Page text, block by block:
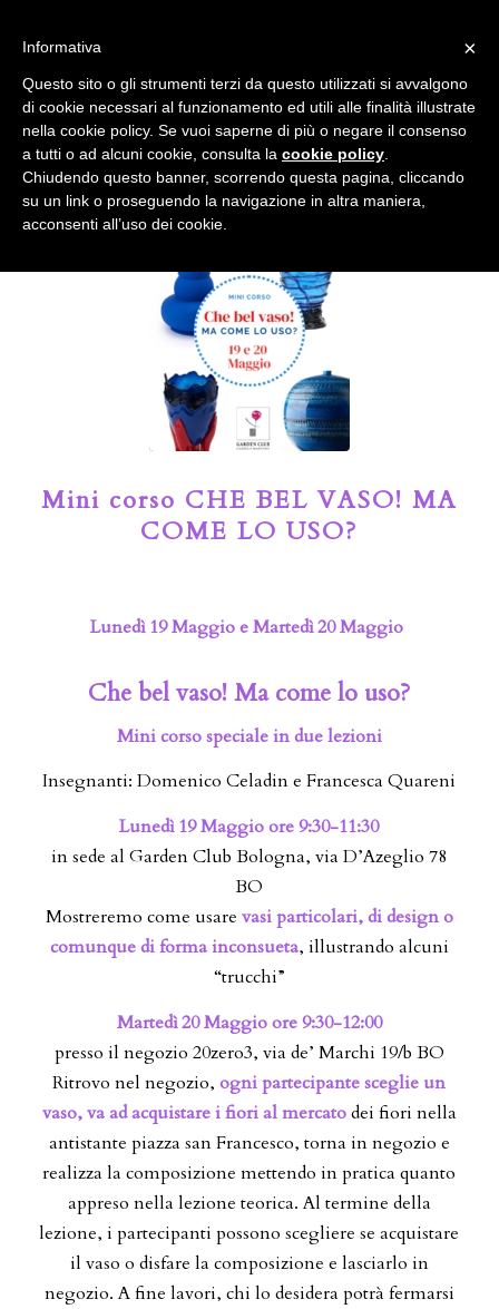
Il Blog del Garden Club di Bologna
Mini corso CHE BEL VASO! MA
COME LO USO?
Lunedì 19 Maggio e Martedì 20 Maggio
Che bel vaso! Ma come lo uso?
Mini corso speciale in due lezioni
Insegnanti: Domenico Celadin e Francesca Quareni
Lunedì 19 Maggio ore 9:30-11:30
in sede al Garden Club Bologna, via D’Azeglio 78
BO
Mostreremo come usare vasi particolari, di design o
comunque di forma inconsueta, illustrando alcuni
“trucchi”
Martedì 20 Maggio ore 9:30-12:00
presso il negozio 20zero3, via de’ Marchi 19/b BO
Ritrovo nel negozio,ogni partecipante sceglie un
vaso, va ad acquistare i fiori al mercatodei fiori nella
antistante piazza san Francesco, torna in negozio e
realizza la composizione mettendo in pratica quanto
appreso nella lezione teorica. Al termine della
lezione, i partecipanti possono scegliere se acquistare
il vaso o disfare la composizione e lasciarlo in
negozio. A fine lavori, chi lo desidera potrà fermarsi
accetta l'uso dei cookies previsto nella pagina dedicata.
Fai clic per abilitare/disabilitare il tracciamento di
Google Analytics.
OK Privacy e cookie policy
×
Informativa
Questo sito o gli strumenti terzi da questo utilizzati si avvalgono
di cookie necessari al funzionamento ed utili alle finalità illustrate
nella cookie policy. Se vuoi saperne di più o negare il consenso
a tutti o ad alcuni cookie, consulta la cookie policy
Chiudendo questo banner, scorrendo questa pagina, cliccando
su un link o proseguendo la navigazione in altra maniera,
acconsenti all’uso dei cookie.